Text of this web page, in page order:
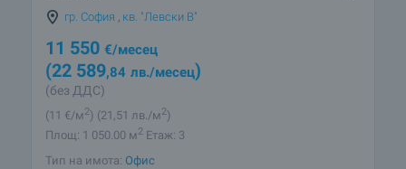
гр. София кв. "Левски В"
11 550 €/месец
(22 589,84 лв./месец)
(без ДДС)
(11 €/м2) (21 ,51 лв./м2)
Площ: 1 050.00 м2 Етаж: 3
Тип на имота: Офис